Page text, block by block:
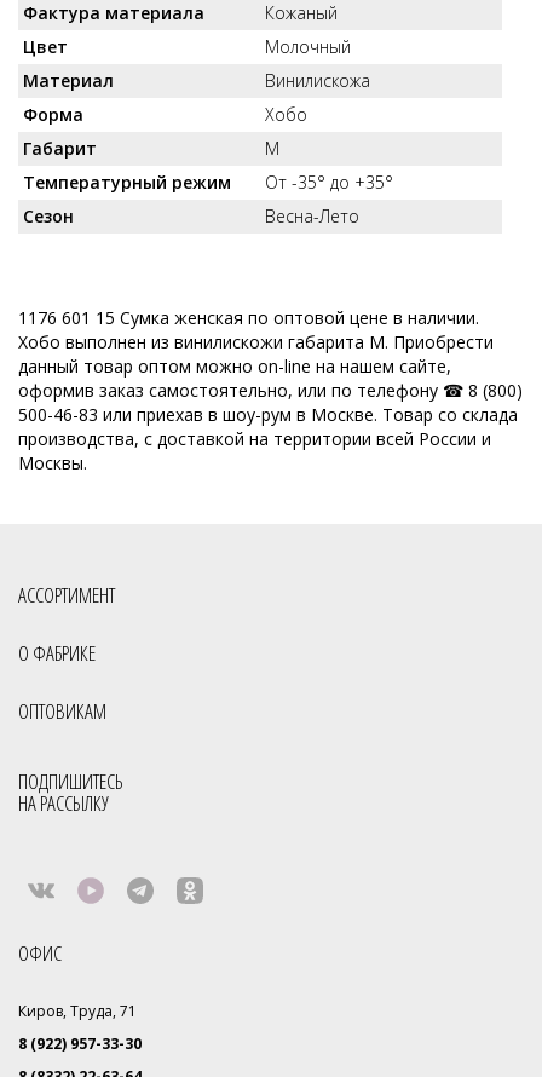
Фактура материала
Кожаный
Цвет
Молочный
Материал
Винилискожа
Форма
Хобо
Габарит
M
Температурный режим
От -35° до +35°
Сезон
Весна-Лето
1176 601 15 Сумка женская по оптовой цене в наличии.
Хобо выполнен из винилискожи габарита M. Приобрести
данный товар оптом можно on-line на нашем сайте,
оформив заказ самостоятельно, или по телефону ☎ 8 (800)
500-46-83 или приехав в шоу-рум в Москве. Товар со склада
производства, с доставкой на территории всей России и
Москвы.
АССОРТИМЕНТ
О ФАБРИКЕ
ОПТОВИКАМ
ПОДПИШИТЕСЬ
НА РАССЫЛКУ
ОФИС
Киров, Труда, 71
8 (922) 957-33-30